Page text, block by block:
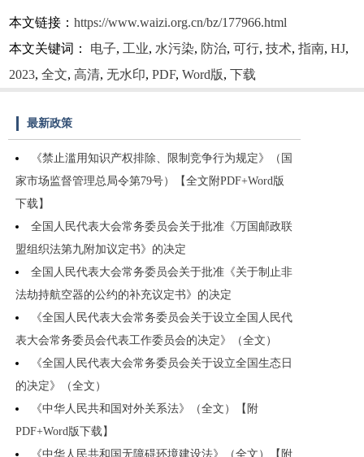
本文链接：https://www.waizi.org.cn/bz/177966.html
本文关键词： 电子, 工业, 水污染, 防治,可行,技术,指南,HJ,
2023,全文,高清,无水印,PDF,Word版,下载
最新政策
《禁止滥用知识产权排除、限制竞争行为规定》（国
家市场监督管理总局令第79号）【全文附PDF+Word版
下载】
全国人民代表大会常务委员会关于批准《万国邮政联
盟组织法第九附加议定书》的决定
全国人民代表大会常务委员会关于批准《关于制止非
法劫持航空器的公约的补充议定书》的决定
《全国人民代表大会常务委员会关于设立全国人民代
表大会常务委员会代表工作委员会的决定》（全文）
《全国人民代表大会常务委员会关于设立全国生态日
的决定》（全文）
《中华人民共和国对外关系法》（全文）【附
PDF+Word版下载】
《中华人民共和国无障碍环境建设法》（全文）【附